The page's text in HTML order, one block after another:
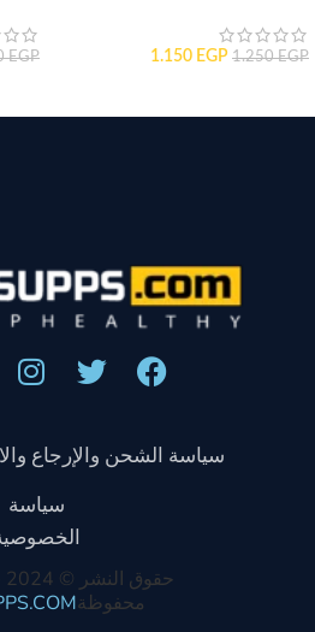
1.250EGP
1.150 EGP
EGP
سياسة الشحن والإرجاع
سياسة
محفوظة